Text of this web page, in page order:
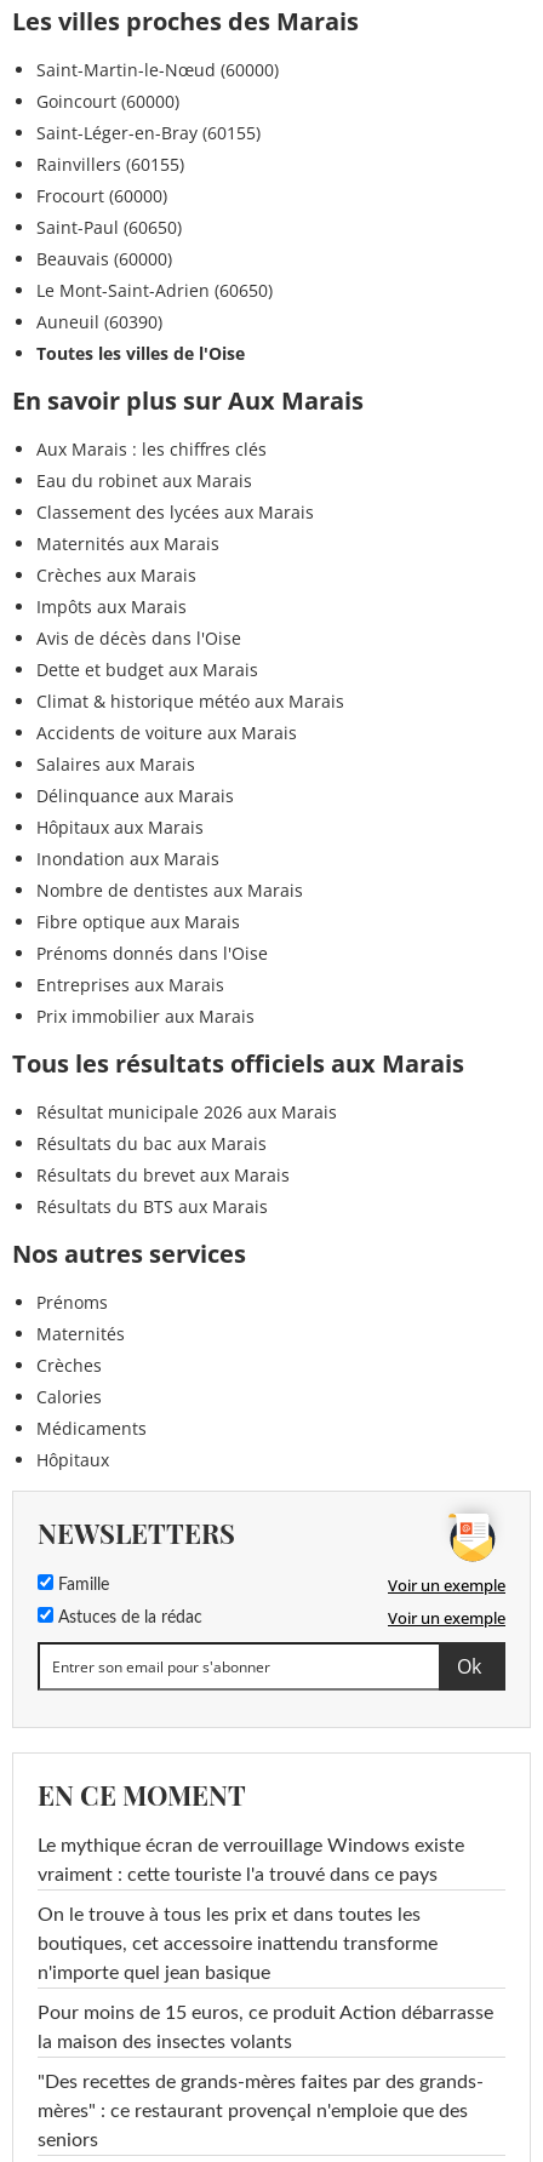
Les villes proches des Marais
Saint-Martin-le-Nœud (60000)
Goincourt (60000)
Saint-Léger-en-Bray (60155)
Rainvillers (60155)
Frocourt (60000)
Saint-Paul (60650)
Beauvais (60000)
Le Mont-Saint-Adrien (60650)
Auneuil (60390)
Toutes les villes de l'Oise
En savoir plus sur Aux Marais
Aux Marais : les chiffres clés
Eau du robinet aux Marais
Classement des lycées aux Marais
Maternités aux Marais
Crèches aux Marais
Impôts aux Marais
Avis de décès dans l'Oise
Dette et budget aux Marais
Climat & historique météo aux Marais
Accidents de voiture aux Marais
Salaires aux Marais
Délinquance aux Marais
Hôpitaux aux Marais
Inondation aux Marais
Nombre de dentistes aux Marais
Fibre optique aux Marais
Prénoms donnés dans l'Oise
Entreprises aux Marais
Prix immobilier aux Marais
Tous les résultats officiels aux Marais
Résultat municipale 2026 aux Marais
Résultats du bac aux Marais
Résultats du brevet aux Marais
Résultats du BTS aux Marais
Nos autres services
Prénoms
Maternités
Crèches
Calories
Médicaments
Hôpitaux
NEWSLETTERS
Famille Voir un exemple
Astuces de la rédac Voir un exemple
EN CE MOMENT
Le mythique écran de verrouillage Windows existe
vraiment : cette touriste l'a trouvé dans ce pays
On le trouve à tous les prix et dans toutes les
boutiques, cet accessoire inattendu transforme
n'importe quel jean basique
Pour moins de 15 euros, ce produit Action débarrasse
la maison des insectes volants
"Des recettes de grands-mères faites par des grands-
mères" : ce restaurant provençal n'emploie que des
seniors